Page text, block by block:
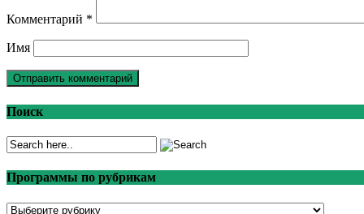
Комментарий *
Имя
Поиск
Программы по рубрикам
Программы